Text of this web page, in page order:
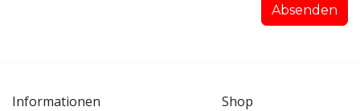
Absenden
Informationen
Shop